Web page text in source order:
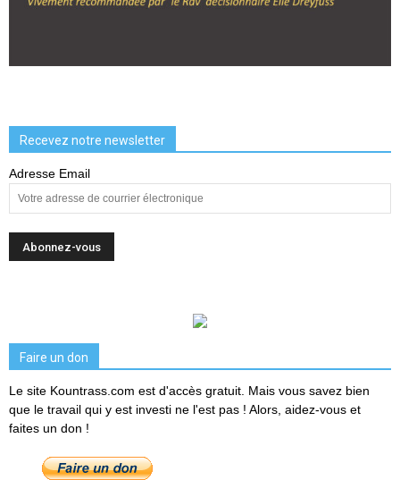
Recevez notre newsletter
Adresse Email
Faire un don
Le site Kountrass.com est d'accès gratuit. Mais vous savez bien
que le travail qui y est investi ne l'est pas ! Alors, aidez-vous et
faites un don !